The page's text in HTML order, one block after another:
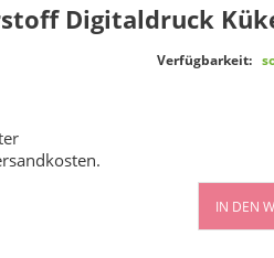
Digitaldruck
Verfügbarkeit:
.
IN DEN